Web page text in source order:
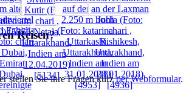
Reisen?
stellen Sie ihre Fragen kurzper Webformular.